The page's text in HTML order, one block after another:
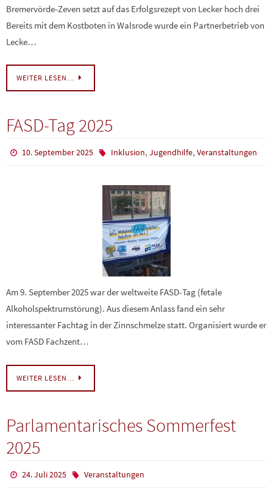
Bremervörde-Zeven setzt auf das Erfolgsrezept von Lecker hoch drei
Bereits mit dem Kostboten in Walsrode wurde ein Partnerbetrieb von
Lecke…
WEITER LESEN…
FASD-Tag 2025
10. September 2025 Inklusion, Jugendhilfe, Veranstaltungen
Am 9. September 2025 war der weltweite FASD-Tag (fetale
Alkoholspektrumstörung). Aus diesem Anlass fand ein sehr
interessanter Fachtag in der Zinnschmelze statt. Organisiert wurde er
vom FASD Fachzent…
WEITER LESEN…
Parlamentarisches Sommerfest
2025
24. Juli 2025 Veranstaltungen